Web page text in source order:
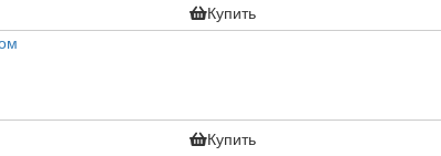
Купить
Купить